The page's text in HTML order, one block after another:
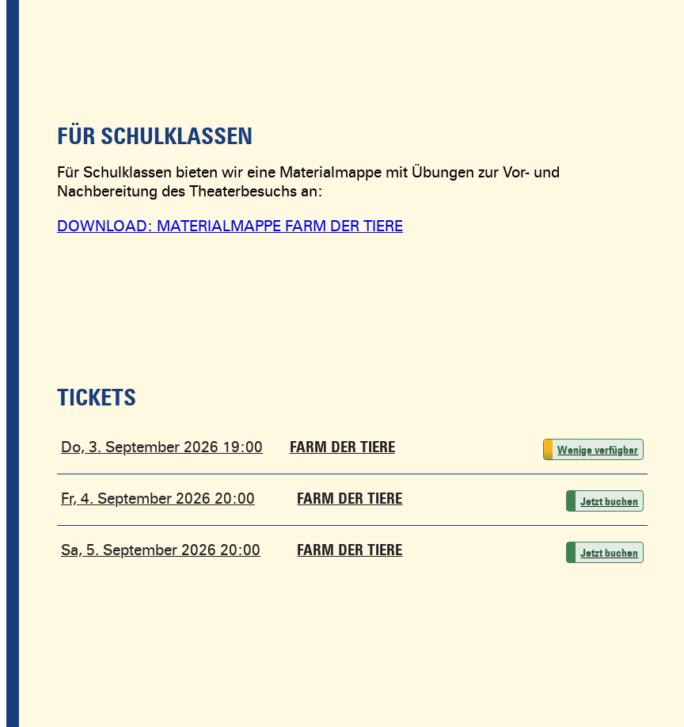
FÜR SCHULKLASSEN
Für Schulklassen bieten wir eine Materialmappe mit Übungen zur Vor- und
Nachbereitung des Theaterbesuchs an:
DOWNLOAD: MATERIALMAPPE FARM DER TIERE
TICKETS
FARM DER TIERE
Do, 3. September 2026 19:00 Wenige verfügbar
FARM DER TIERE
Fr, 4. September 2026 20:00 Jetzt buchen
FARM DER TIERE
Sa, 5. September 2026 20:00 Jetzt buchen